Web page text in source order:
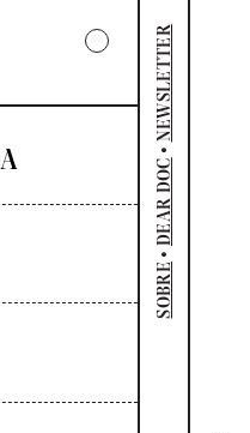
SOBRE
•
DEAR DOC
•
NEWSLETTER